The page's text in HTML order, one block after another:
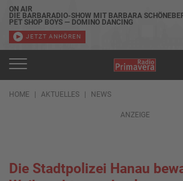
ON AIR
DIE BARBARADIO-SHOW MIT BARBARA
PET SHOP BOYS — DOMINO DANCING
JETZT ANHÖREN
HOME AKTUELLES NEWS
ANZEIGE
Die Stadtpolizei Hanau